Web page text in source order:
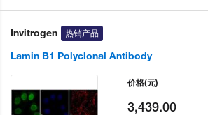
Invitrogen 热销产品
Lamin B1 Polyclonal Antibody
价格(元)
3,439.00